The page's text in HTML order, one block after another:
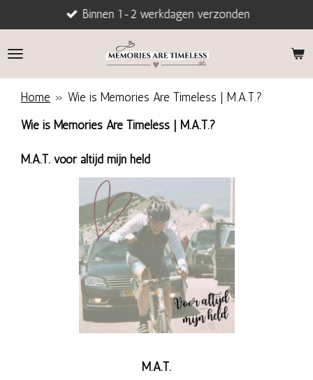
direct
naar
Binnen 1-2 werkdagen verzonden
Home » Wie is Memories Are Timeless | M.A.T.?
Wie is Memories Are Timeless | M.A.T.?
M.A.T. voor altijd mijn held
M.A.T.